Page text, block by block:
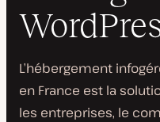
L’hébergement
en France est la
les entreprises, le